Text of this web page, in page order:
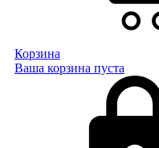
Корзина
Ваша корзина пуста